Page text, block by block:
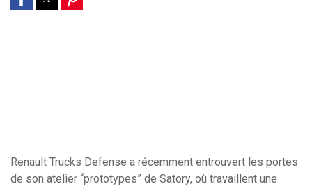
Renault Trucks Defense a récemment entrouvert les portes
de son atelier “prototypes” de Satory, où travaillent une